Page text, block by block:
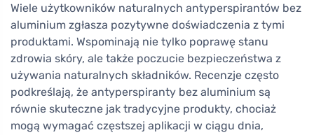
Wiele użytkowników naturalnych antyperspirantów bez
aluminium zgłasza pozytywne doświadczenia z tymi
produktami. Wspominają nie tylko poprawę stanu
zdrowia skóry, ale także poczucie bezpieczeństwa z
używania naturalnych składników. Recenzje często
podkreślają, że antyperspiranty bez aluminium są
równie skuteczne jak tradycyjne produkty, chociaż
mogą wymagać częstszej aplikacji w ciągu dnia,